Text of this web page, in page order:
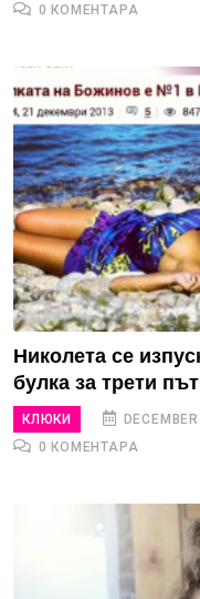
0 КОМЕНТАРА
Николета се
булка за трети
КЛЮКИ
0 КОМЕНТАРА